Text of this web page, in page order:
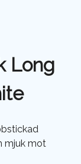
Long
mjuk mot